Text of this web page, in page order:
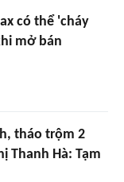
có thể 'cháy
mở bán
tháo trộm 2
Thanh Hà: Tạm